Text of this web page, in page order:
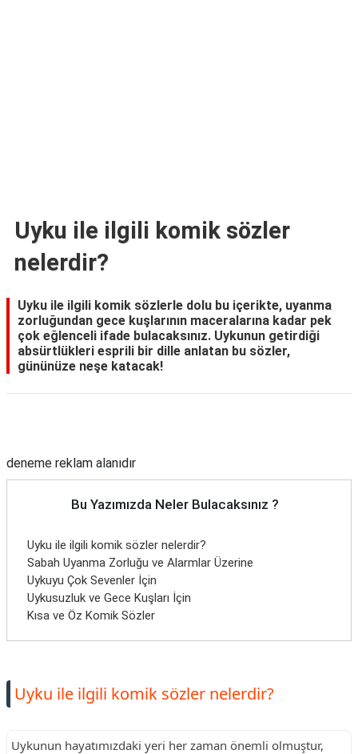
Uyku ile ilgili komik sözler
nelerdir?
Uyku ile ilgili komik sözlerle dolu bu içerikte, uyanma
zorluğundan gece kuşlarının maceralarına kadar pek
çok eğlenceli ifade bulacaksınız. Uykunun getirdiği
absürtlükleri esprili bir dille anlatan bu sözler,
gününüze neşe katacak!
deneme reklam alanıdır
Bu Yazımızda Neler Bulacaksınız ?
Uyku ile ilgili komik sözler nelerdir?
Sabah Uyanma Zorluğu ve Alarmlar Üzerine
Uykuyu Çok Sevenler İçin
Uykusuzluk ve Gece Kuşları İçin
Kısa ve Öz Komik Sözler
Uyku ile ilgili komik sözler nelerdir?
Uykunun hayatımızdaki yeri her zaman önemli olmuştur,